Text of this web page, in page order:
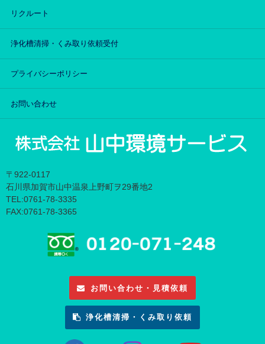
リクルート
浄化槽清掃・くみ取り依頼受付
プライバシーポリシー
お問い合わせ
〒922-0117
石川県加賀市山中温泉上野町ヲ29番地2
TEL:0761-78-3335
FAX:0761-78-3365
お問い合わせ・見積依頼
浄化槽清掃・くみ取り依頼